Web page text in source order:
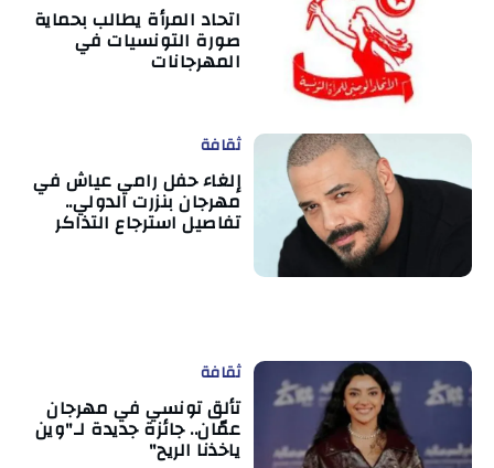
اتحاد المرأة يطالب بحماية
صورة التونسيات في
المهرجانات
ثقافة
إلغاء حفل رامي عياش في
مهرجان بنزرت الدولي..
تفاصيل استرجاع التذاكر
ثقافة
تألق تونسي في مهرجان
عمّان.. جائزة جديدة لـ"وين
ياخذنا الريح"